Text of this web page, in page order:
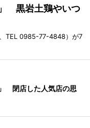
黒岩土鶏やいつ
TEL 0985-77-4848）が7
閉店した人気店の思